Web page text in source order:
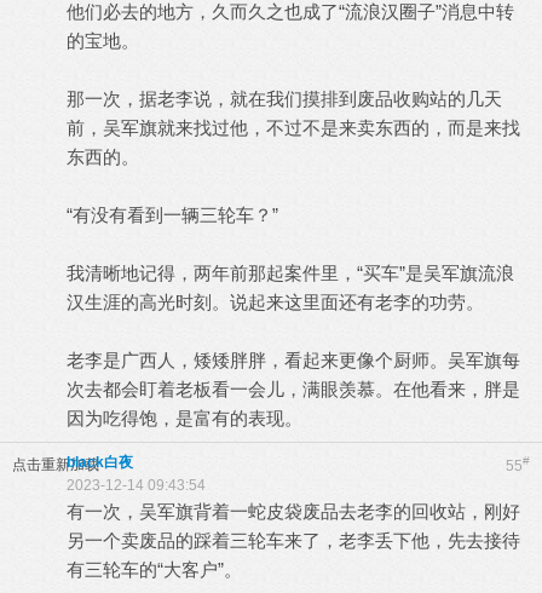
他们必去的地方，久而久之也成了“流浪汉圈子”消息中转
的宝地。
那一次，据老李说，就在我们摸排到废品收购站的几天
前，吴军旗就来找过他，不过不是来卖东西的，而是来找
东西的。
“有没有看到一辆三轮车？”
我清晰地记得，两年前那起案件里，“买车”是吴军旗流浪
汉生涯的高光时刻。说起来这里面还有老李的功劳。
老李是广西人，矮矮胖胖，看起来更像个厨师。吴军旗每
次去都会盯着老板看一会儿，满眼羡慕。在他看来，胖是
因为吃得饱，是富有的表现。
点击重新加载 55#
black白夜
2023-12-14 09:43:54
有一次，吴军旗背着一蛇皮袋废品去老李的回收站，刚好
另一个卖废品的踩着三轮车来了，老李丢下他，先去接待
有三轮车的“大客户”。